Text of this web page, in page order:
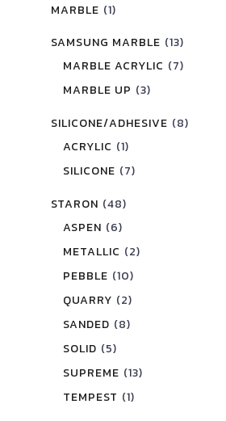
MARBLE (1)
SAMSUNG MARBLE (13)
MARBLE ACRYLIC (7)
MARBLE UP (3)
SILICONE/ADHESIVE (8)
ACRYLIC (1)
SILICONE (7)
STARON (48)
ASPEN (6)
METALLIC (2)
PEBBLE (10)
QUARRY (2)
SANDED (8)
SOLID (5)
SUPREME (13)
TEMPEST (1)